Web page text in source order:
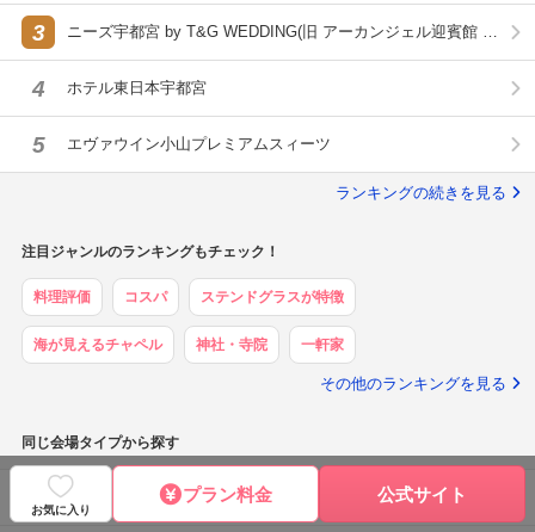
お気に入り
プラン料金 公式サイト
3
ニーズ宇都宮 by T&G WEDDING(旧 アーカンジェル迎賓館 宇
4 ホテル東日本宇都宮
5 エヴァウイン小山プレミアムスィーツ
ランキングの続きを見る
注目ジャンルのランキングもチェック！
料理評価 コスパ ステンドグラスが特徴
海が見えるチャペル 神社・寺院 一軒家
その他のランキングを見る
同じ会場タイプから探す
栃木県の神社・寺院を探す